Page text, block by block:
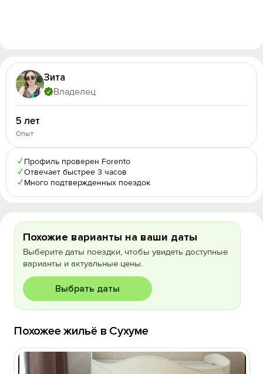
Зита
Владелец
5 лет
Опыт
✓ Профиль проверен Forento
✓Отвечает быстрее 3 часов
✓ Много подтвержденных поездок
Похожие варианты на ваши даты
Выберите даты поездки, чтобы увидеть доступные
варианты и актуальные цены.
Выбрать даты
Похожее жильё в Сухуме